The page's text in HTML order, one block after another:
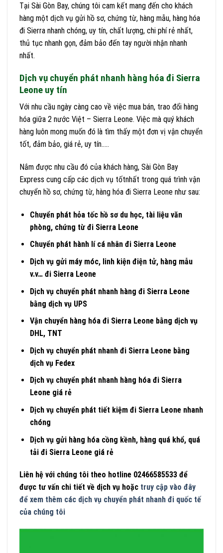
Tại Sài Gòn Bay, chúng tôi cam kết mang đến cho khách
hàng một dịch vụ gửi hồ sơ, chứng từ, hàng mẫu, hàng hóa
đi Sierra nhanh chóng, uy tín, chất lượng, chi phí rẻ nhất,
thủ tục nhanh gọn, đảm bảo đến tay người nhận nhanh
nhất.
Dịch vụ chuyển phát nhanh hàng hóa đi Sierra
Leone uy tín
Với nhu cầu ngày càng cao về việc mua bán, trao đổi hàng
hóa giữa 2 nước Việt – Sierra Leone. Việc mà quý khách
hàng luôn mong muốn đó là tìm thấy một đơn vị vận chuyển
tốt, đảm bảo, giá rẻ, uy tín…..
Nắm được nhu cầu đó của khách hàng, Sài Gòn Bay
Express cung cấp các dịch vụ tốtnhất trong quá trình vận
chuyển hồ sơ, chứng từ, hàng hóa đi Sierra Leone như sau:
Chuyển phát hỏa tốc hồ sơ du học, tài liệu văn
phòng, chứng từ đi Sierra Leone
Chuyển phát hành lí cá nhân đi Sierra Leone
Dịch vụ gửi máy móc, linh kiện điện tử, hàng mẫu
v.v… đi Sierra Leone
Dịch vụ chuyển phát nhanh hàng đi Sierra Leone
bằng dịch vụ UPS
Vận chuyển hàng hóa đi Sierra Leone bằng dịch vụ
DHL, TNT
Dịch vụ chuyển phát nhanh đi Sierra Leone bằng
dịch vụ Fedex
Dịch vụ chuyển phát nhanh hàng hóa đi Sierra
Leone giá rẻ
Dịch vụ chuyển phát tiết kiệm đi Sierra Leone nhanh
chóng
Dịch vụ gửi hàng hóa cồng kềnh, hàng quá khổ, quá
tải đi Sierra Leone giá rẻ
Liên hệ với chúng tôi theo hotline 02466585533 để
được tư vấn chi tiết về dịch vụ hoặc truy cập vào đây
để xem thêm các dịch vụ chuyển phát nhanh đi quốc tế
của chúng tôi